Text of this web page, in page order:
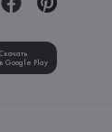
Скачать
в Google Play